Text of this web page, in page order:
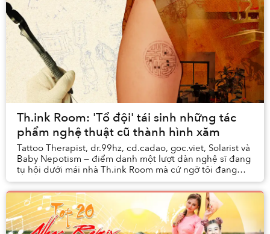
Th.ink Room: 'Tổ đội' tái sinh những tác
phẩm nghệ thuật cũ thành hình xăm
Tattoo Therapist, dr.99hz, cd.cadao, goc.viet, Solarist và
Baby Nepotism — điểm danh một lượt dàn nghệ sĩ đang
tụ hội dưới mái nhà Th.ink Room mà cứ ngỡ tôi đang
xướng tên một tổ đội rap nào đó. Quả t...